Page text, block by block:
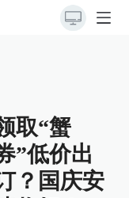
取“蟹
”低价出
？国庆安